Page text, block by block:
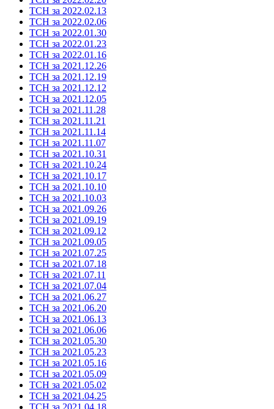
ТСН за 2022.02.13
ТСН за 2022.02.06
ТСН за 2022.01.30
ТСН за 2022.01.23
ТСН за 2022.01.16
ТСН за 2021.12.26
ТСН за 2021.12.19
ТСН за 2021.12.12
ТСН за 2021.12.05
ТСН за 2021.11.28
ТСН за 2021.11.21
ТСН за 2021.11.14
ТСН за 2021.11.07
ТСН за 2021.10.31
ТСН за 2021.10.24
ТСН за 2021.10.17
ТСН за 2021.10.10
ТСН за 2021.10.03
ТСН за 2021.09.26
ТСН за 2021.09.19
ТСН за 2021.09.12
ТСН за 2021.09.05
ТСН за 2021.07.25
ТСН за 2021.07.18
ТСН за 2021.07.11
ТСН за 2021.07.04
ТСН за 2021.06.27
ТСН за 2021.06.20
ТСН за 2021.06.13
ТСН за 2021.06.06
ТСН за 2021.05.30
ТСН за 2021.05.23
ТСН за 2021.05.16
ТСН за 2021.05.09
ТСН за 2021.05.02
ТСН за 2021.04.25
ТСН за 2021.04.18